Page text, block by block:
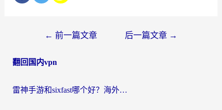
导
← 前一篇文章 后一篇文章 →
翻回国内vpn
雷神手游和sixfast哪个好？海外党亲测3款回国加速器，教你选对不踩坑